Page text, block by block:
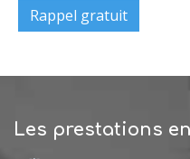
Rappel gratuit
Les prestations